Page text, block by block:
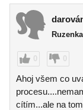
0 0
Ahoj všem co
cítím...ale na